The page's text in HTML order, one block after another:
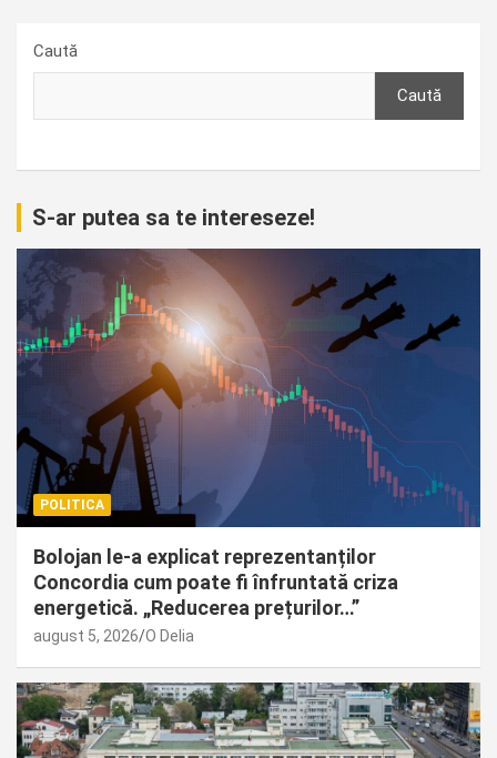
Caută
Caută
S-ar putea sa te intereseze!
POLITICA
Bolojan le-a explicat reprezentanților
Concordia cum poate fi înfruntată criza
energetică. „Reducerea prețurilor…”
august 5, 2026 O Delia